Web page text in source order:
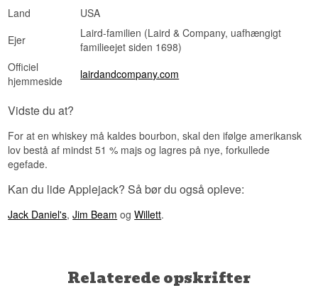
Land
USA
Ejer
Laird-familien (Laird & Company, uafhængigt
familieejet siden 1698)
Officiel
hjemmeside
lairdandcompany.com
Vidste du at?
For at en whiskey må kaldes bourbon, skal den ifølge amerikansk
lov bestå af mindst 51 % majs og lagres på nye, forkullede
egefade.
Kan du lide Applejack? Så bør du også opleve:
Jack Daniel's,Jim Beam ogWillett.
Relaterede opskrifter